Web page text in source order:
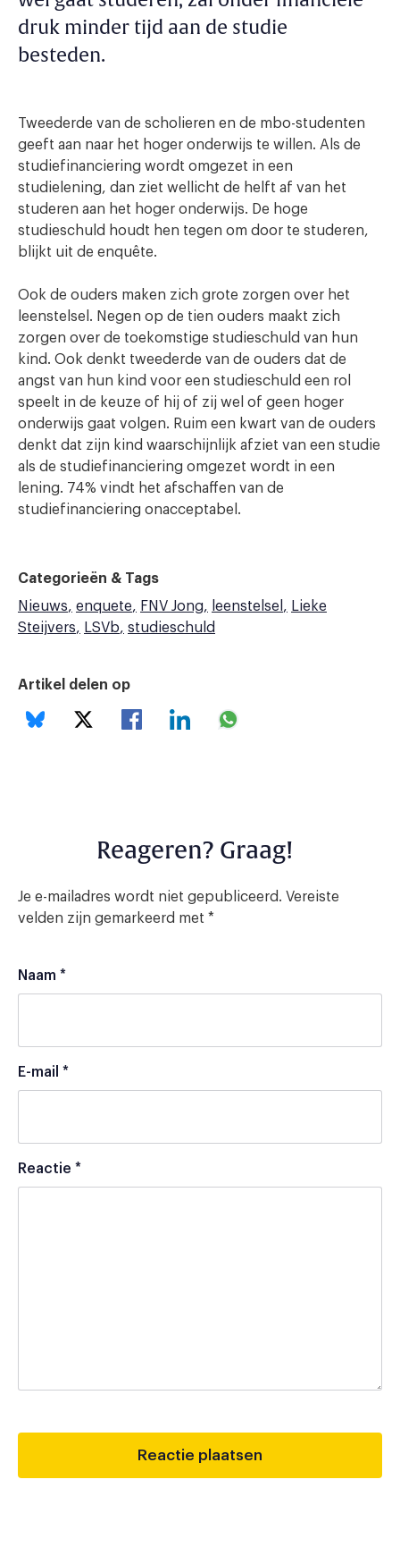
druk minder tijd aan de studie
besteden.
Tweederde van de scholieren en de mbo-studenten
geeft aan naar het hoger onderwijs te willen. Als de
studiefinanciering wordt omgezet in een
studielening, dan ziet wellicht de helft af van het
studeren aan het hoger onderwijs. De hoge
studieschuld houdt hen tegen om door te studeren,
blijkt uit de enquête.
Ook de ouders maken zich grote zorgen over het
leenstelsel. Negen op de tien ouders maakt zich
zorgen over de toekomstige studieschuld van hun
kind. Ook denkt tweederde van de ouders dat de
angst van hun kind voor een studieschuld een rol
speelt in de keuze of hij of zij wel of geen hoger
onderwijs gaat volgen. Ruim een kwart van de ouders
denkt dat zijn kind waarschijnlijk afziet van een studie
als de studiefinanciering omgezet wordt in een
lening. 74% vindt het afschaffen van de
studiefinanciering onacceptabel.
Categorieën & Tags
Nieuws
enquete FNV Jong leenstelsel
Lieke
Steijvers
LSVb studieschuld
Artikel delen op
Reageren? Graag!
Je e-mailadres wordt niet gepubliceerd. Vereiste
velden zijn gemarkeerd met *
Naam *
E-mail *
Reactie *